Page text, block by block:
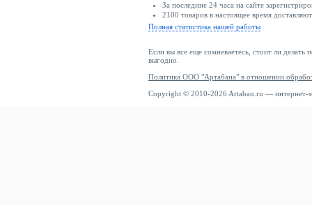
За последние 24 часа на сайте
2100 товаров в настоящее время
Полная статистика нашей работы
Если вы все еще сомневаетесь, стоит ли делать
выгодно.
Политика ООО "Артабана" в отношении
Copyright © 2010-2026 Artaban.ru — интернет-